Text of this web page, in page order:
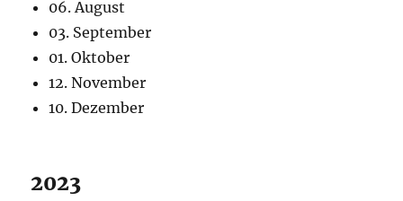
06. August
03. September
01. Oktober
12. November
10. Dezember
2023